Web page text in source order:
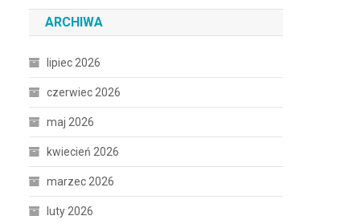
ARCHIWA
lipiec 2026
czerwiec 2026
maj 2026
kwiecień 2026
marzec 2026
luty 2026